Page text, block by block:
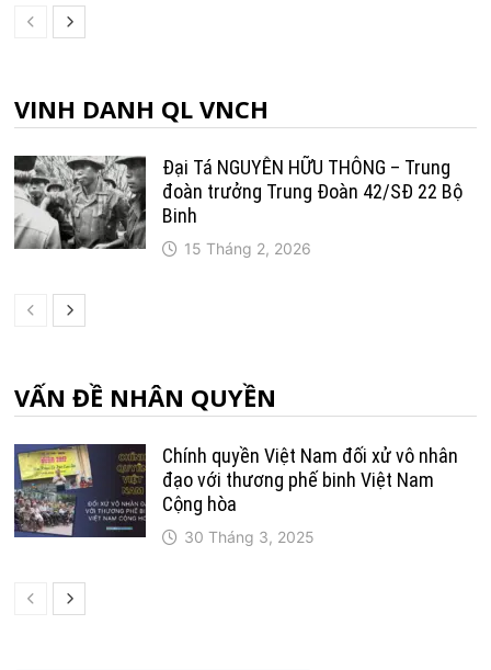
VINH DANH QL VNCH
Đại Tá NGUYỄN HỮU THÔNG – Trung
đoàn trưởng Trung Ðoàn 42/SÐ 22 Bộ
Binh
15 Tháng 2, 2026
VẤN ĐỀ NHÂN QUYỀN
Chính quyền Việt Nam đối xử vô nhân
đạo với thương phế binh Việt Nam
Cộng hòa
30 Tháng 3, 2025